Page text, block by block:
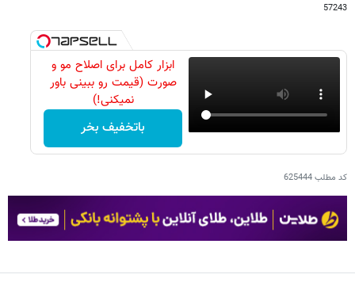
57243
ابزار کامل برای اصلاح مو و
صورت (قیمت رو ببینی باور
نمیکنی!)
باتخفیف بخر
کد مطلب625444